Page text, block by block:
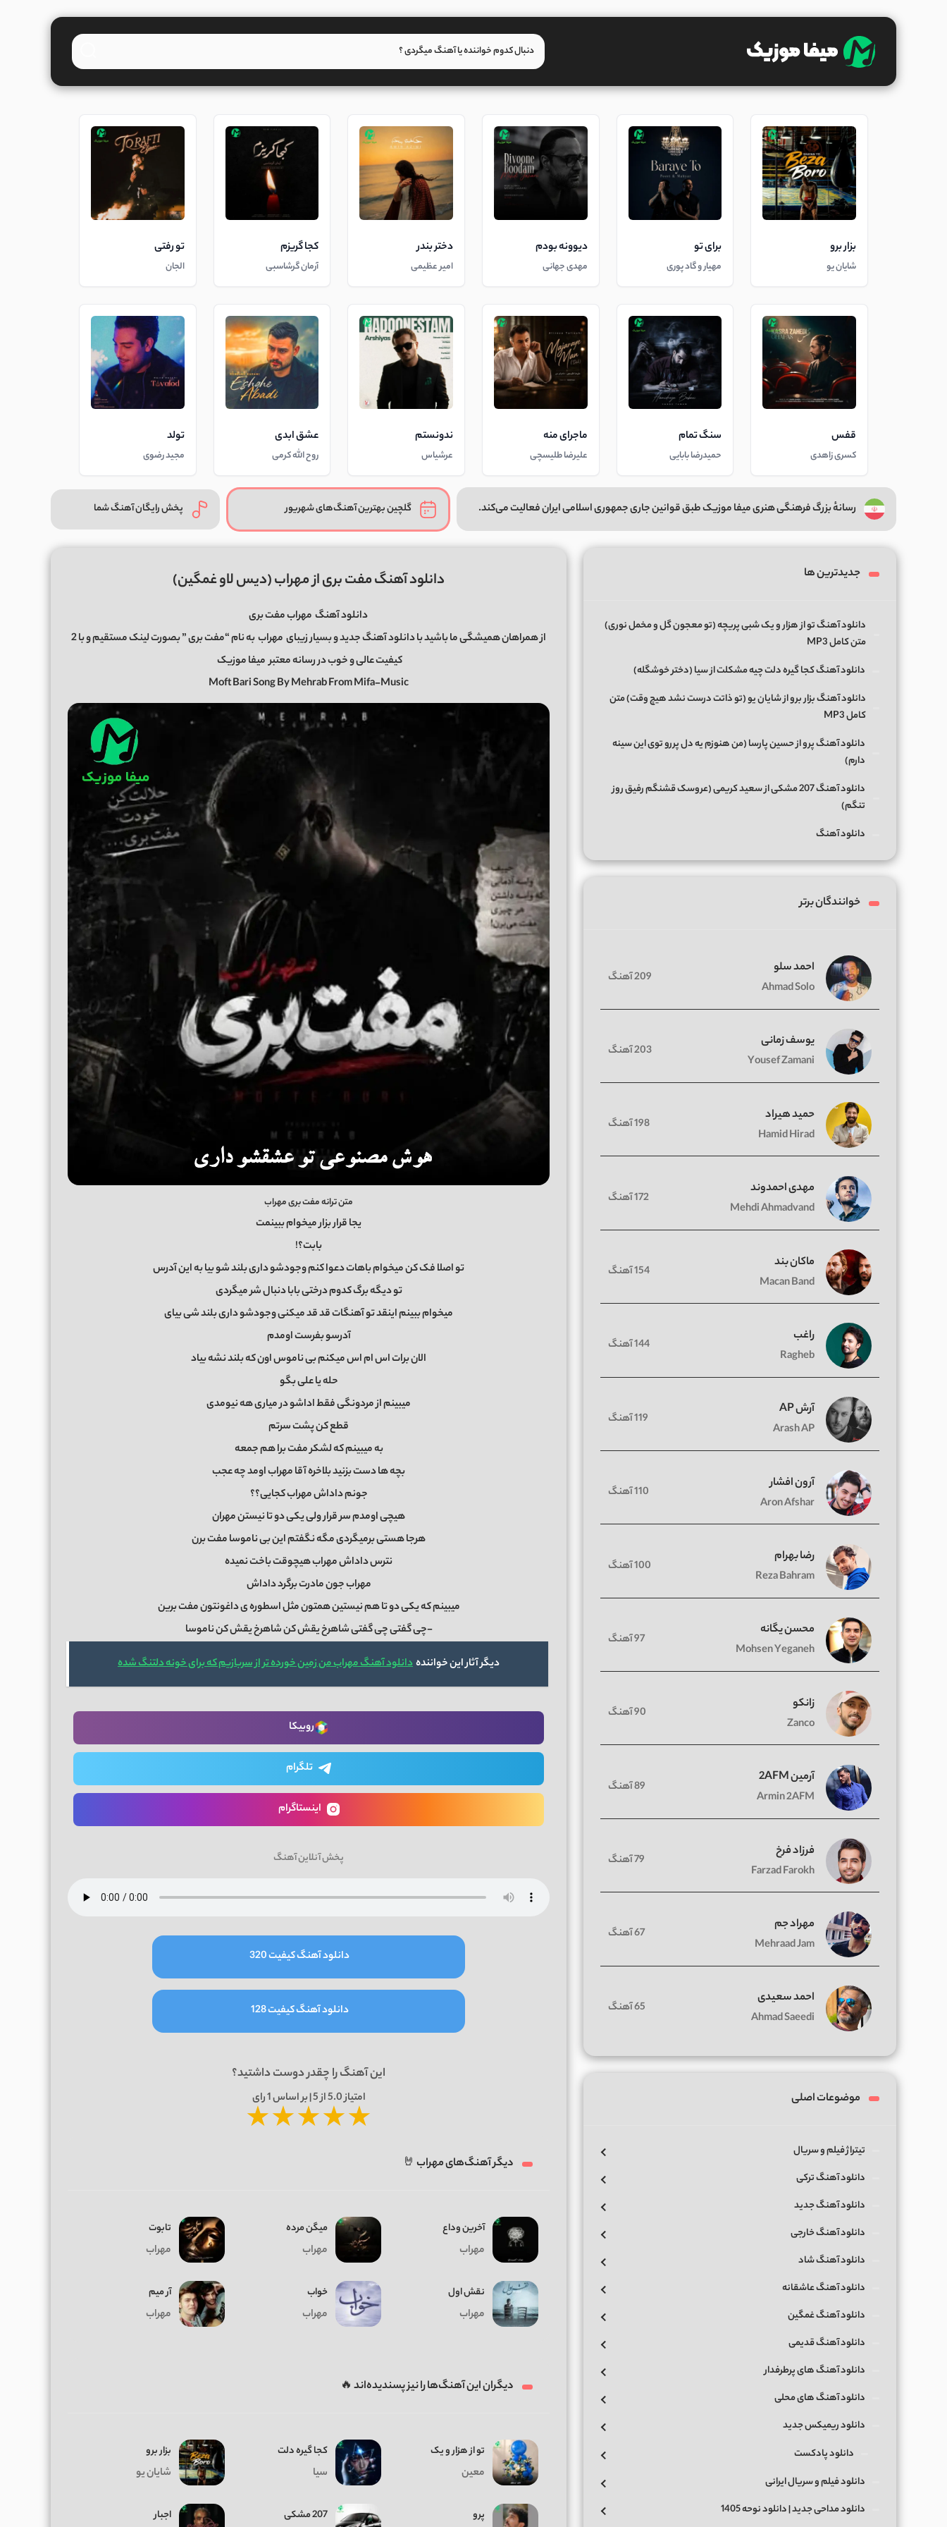
بزار برو
شایان یو
برای تو
مهیار و گاد پوری
دیوونه بودم
مهدی جهانی
دختر بندر
امیر عظیمی
کجا گریزم
آرمان گرشاسبی
تو رفتی
الجان
قفس
کسری زاهدی
سنگ تمام
حمیدرضا بابایی
ماجرای منه
علیرضا طلیسچی
ندونستم
عرشیاس
عشق ابدی
روح الله کرمی
تولد
مجید رضوی
رسانهٔ بزرگ فرهنگی هنری میفا موزیک طبق قوانین جاری جمهوری اسلامی ایران فعالیت می‌کند. گلچین بهترین آهنگ‌های شهریور پخش رایگان آهنگ شما
دانلود آهنگ مفت بری از مهراب (دیس لاو غمگین)
دانلود آهنگ مهراب مفت بری
از همراهان همیشگی ما باشید با دانلود آهنگ جدید و بسیار زیبای مهراب
به نام “مفت بری ” بصورت لینک مستقیم و با 2
کیفیت عالی و خوب در رسانه معتبرمیفا موزیک
Moft Bari Song By Mehrab From Mifa-Music
متن ترانه مفت بری مهراب
یجا قرار بزار میخوام ببینمت
بابت؟!
تو اصلا فک کن میخوام باهات دعوا کنم وجودشو داری بلند شو بیا به این آدرس
تو دیگه برگ کدوم درختی بابا دنبال شر میگردی
میخوام ببینم اینقد تو آهنگات قد قد میکنی وجودشو داری بلند شی بیای
آدرسو بفرست اومدم
الان برات اس ام اس میکنم بی ناموس اون که بلند نشه بیاد
حله یا علی بگو
میبینم از مردونگی فقط اداشو در میاری هه نیومدی
قطع کن پشت سرتم
به میبینم که لشکر مفت برا هم جمعه
بچه ها دست بزنید بلاخره آقا مهراب اومد چه عجب
جونم داداش مهراب کجایی؟؟
هیچی اومدم سر قرار ولی یکی دو تا نیستن مهران
هرجا هستی برمیگردی مگه نگفتم این بی ناموسا مفت برن
نترس داداش مهراب هیچوقت باخت نمیده
مهراب جون مادرت برگرد داداش
میبینم که یکی دو تا هم نیستین همتون مثل اسطوره ی داغونتون مفت برین
-چی گفتی چی گفتی شاهرخ یقش کن شاهرخ یقش کن ناموسا
دیگر آثار این خوانندهدانلود آهنگ مهراب من زمین خورده تر از سربازیم که برای خونه دلتنگ شده
روبیکا
تلگرام
اینستاگرام
پخش آنلاین آهنگ
دانلود آهنگ کیفیت 320
دانلود آهنگ کیفیت 128
این آهنگ را چقدر دوست داشتید؟
امتیاز5.0از 5 | بر اساس 1رای
★★★★★
دیگر آهنگ‌های مهراب 🤘
آخرین وداع
مهراب
میگن مرده
مهراب
تابوت
مهراب
نقش اول
مهراب
خواب
مهراب
آر میم
مهراب
دیگران این آهنگ‌ها را نیز پسندیده‌اند 🔥
تو از هزار و یک
معین
کجا گیره دلت
سیا
بزار برو
شایان یو
پرو 207 مشکی اجبار
جدیدترین ها
دانلود آهنگ تو از هزار و یک شبی پریچه (تو معجون گل و مخمل نوری)
متن کامل MP3
دانلود آهنگ کجا گیره دلت چیه مشکلت از سیا (دختر خوشگله)
دانلود آهنگ بزار برو از شایان یو (تو ذاتت درست نشد هیچ وقت) متن
کامل MP3
دانلود آهنگ پرو از حسین پارسا (من هنوزم یه دل پررو توی این سینه
دارم)
دانلود آهنگ 207 مشکی از سعید کریمی (عروسک قشنگم رفیق روز
تنگم)
دانلود آهنگ
خوانندگان برتر
احمد سلو
Ahmad Solo
209 آهنگ
یوسف زمانی
Yousef Zamani
203 آهنگ
حمید هیراد
Hamid Hirad
198 آهنگ
مهدی احمدوند
Mehdi Ahmadvand
172 آهنگ
ماکان بند
Macan Band
154 آهنگ
راغب
Ragheb
144 آهنگ
آرش AP
Arash AP
119 آهنگ
آرون افشار
Aron Afshar
110 آهنگ
رضا بهرام
Reza Bahram
100 آهنگ
محسن یگانه
Mohsen Yeganeh
97 آهنگ
زانکو
Zanco
90 آهنگ
آرمین 2AFM
Armin 2AFM
89 آهنگ
فرزاد فرخ
Farzad Farokh
79 آهنگ
مهراد جم
Mehraad Jam
67 آهنگ
احمد سعیدی
Ahmad Saeedi
65 آهنگ
موضوعات اصلی
تیتراژ فیلم و سریال
دانلود آهنگ ترکی
دانلود آهنگ جدید
دانلود آهنگ خارجی
دانلود آهنگ شاد
دانلود آهنگ عاشقانه
دانلود آهنگ غمگین
دانلود آهنگ قدیمی
دانلود آهنگ های پرطرفدار
دانلود آهنگ های محلی
دانلود ریمیکس جدید
دانلود پادکست
دانلود فیلم و سریال ایرانی
دانلود مداحی جدید | دانلود نوحه 1405